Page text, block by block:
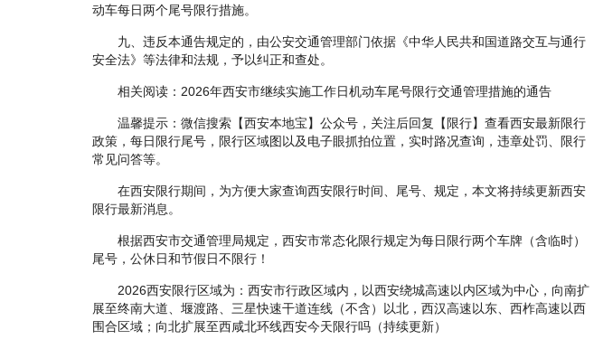
动车每日两个尾号限行措施。
九、违反本通告规定的，由公安交通管理部门依据《中华人民共和国道路交互与通行
安全法》等法律和法规，予以纠正和查处。
相关阅读：2026年西安市继续实施工作日机动车尾号限行交通管理措施的通告
温馨提示：微信搜索【西安本地宝】公众号，关注后回复【限行】查看西安最新限行
政策，每日限行尾号，限行区域图以及电子眼抓拍位置，实时路况查询，违章处罚、限行
常见问答等。
在西安限行期间，为方便大家查询西安限行时间、尾号、规定，本文将持续更新西安
限行最新消息。
根据西安市交通管理局规定，西安市常态化限行规定为每日限行两个车牌（含临时）
尾号，公休日和节假日不限行！
2026西安限行区域为：西安市行政区域内，以西安绕城高速以内区域为中心，向南扩
展至终南大道、堰渡路、三星快速干道连线（不含）以北，西汉高速以东、西柞高速以西
围合区域；向北扩展至西咸北环线西安今天限行吗（持续更新）